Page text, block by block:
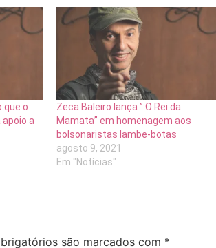
que o
apoio a
Zeca Baleiro lança ” O Rei da
Mamata” em homenagem aos
bolsonaristas lambe-botas
agosto 9, 2021
Em "Notícias"
são marcados com *